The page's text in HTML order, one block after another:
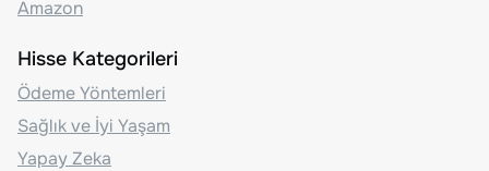
Amazon
Hisse Kategorileri
Ödeme Yöntemleri
Sağlık ve İyi Yaşam
Yapay Zeka